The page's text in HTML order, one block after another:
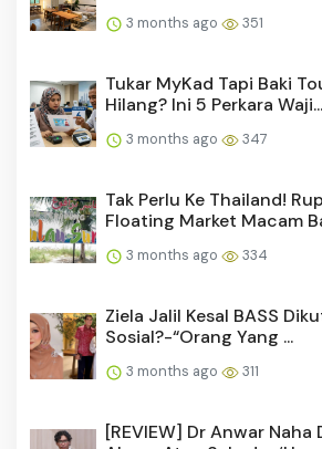
3 months ago 351
Tukar MyKad Tapi Baki
Hilang? Ini 5 Perkara Waji...
3 months ago 347
Tak Perlu Ke Thailand!
Floating Market Macam
3 months ago 334
Ziela Jalil Kesal BASS
Sosial?-“Orang Yang ...
3 months ago 311
[REVIEW] Dr Anwar